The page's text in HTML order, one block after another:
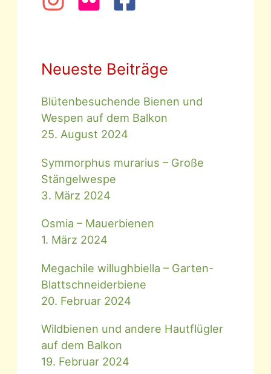
Neueste Beiträge
Blütenbesuchende Bienen und
Wespen auf dem Balkon
25. August 2024
Symmorphus murarius – Große
Stängelwespe
3. März 2024
Osmia – Mauerbienen
1. März 2024
Megachile willughbiella – Garten-
Blattschneiderbiene
20. Februar 2024
Wildbienen und andere Hautflügler
auf dem Balkon
19. Februar 2024